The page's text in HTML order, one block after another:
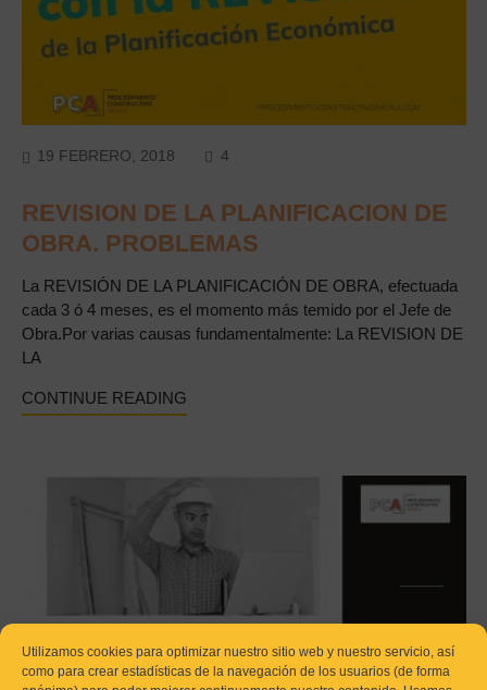
Utilizamos cookies para optimizar nuestro sitio web y nuestro servicio, así
como para crear estadísticas de la navegación de los usuarios (de forma
19 FEBRERO, 2018 4
REVISION DE LA PLANIFICACION DE
OBRA. PROBLEMAS
La REVISIÓN DE LA PLANIFICACIÓN DE OBRA, efectuada
cada 3 ó 4 meses, es el momento más temido por el Jefe de
Obra.Por varias causas fundamentalmente: La REVISION DE
LA
CONTINUE READING